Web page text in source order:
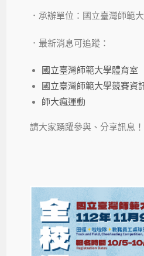
．承辦單位：國立臺灣師範
．最新消息可追蹤：
國立臺灣師範大學體育室
國立臺灣師範大學競賽資
師大瘋運動
請大家踴躍參與、分享訊息